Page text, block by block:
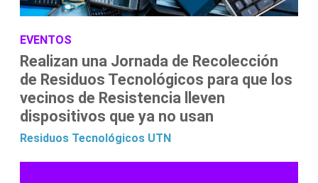
EVENTOS
Realizan una Jornada de Recolección
de Residuos Tecnológicos para que los
vecinos de Resistencia lleven
dispositivos que ya no usan
Residuos Tecnológicos UTN